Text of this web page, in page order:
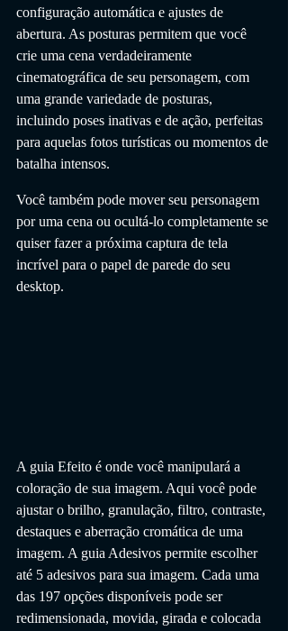
configuração automática e ajustes de
abertura. As posturas permitem que você
crie uma cena verdadeiramente
cinematográfica de seu personagem, com
uma grande variedade de posturas,
incluindo poses inativas e de ação, perfeitas
para aquelas fotos turísticas ou momentos de
batalha intensos.
Você também pode mover seu personagem
por uma cena ou ocultá-lo completamente se
quiser fazer a próxima captura de tela
incrível para o papel de parede do seu
desktop.
A guia Efeito é onde você manipulará a
coloração de sua imagem. Aqui você pode
ajustar o brilho, granulação, filtro, contraste,
destaques e aberração cromática de uma
imagem. A guia Adesivos permite escolher
até 5 adesivos para sua imagem. Cada uma
das 197 opções disponíveis pode ser
redimensionada, movida, girada e colocada